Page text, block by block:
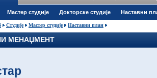
Мастер студије Докторске студије Наставни
Студије Мастер студије Наставни план
МЕНАЏМЕНТ